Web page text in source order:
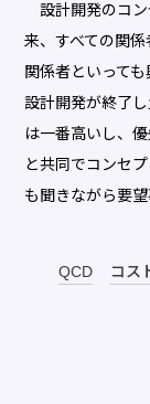
設計開発のコン
来、すべての関
関係者といって
設計開発が終了
は一番高いし、
と共同でコンセ
も聞きながら要
QCD コス